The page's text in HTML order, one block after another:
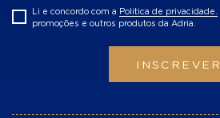
Li e concordo com a Politica de privacidade.
promoções e outros produtos da Adria.
INSCREVER